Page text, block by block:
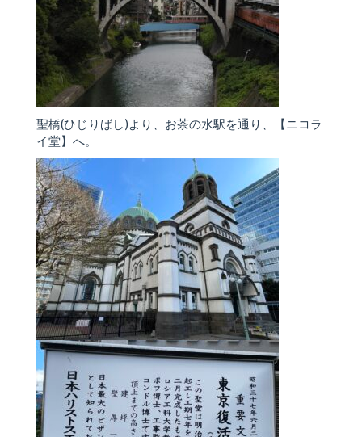
聖橋(ひじりばし)より、お茶の水駅を通り、【ニコラ
イ堂】へ。